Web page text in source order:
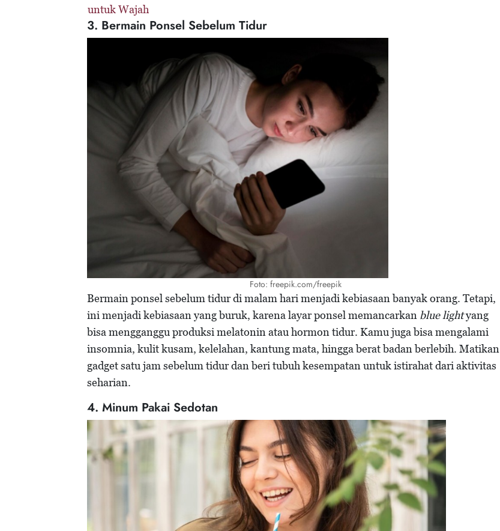
untuk Wajah
3. Bermain Ponsel Sebelum Tidur
Foto: freepik.com/freepik
Bermain ponsel sebelum tidur di malam hari menjadi kebiasaan banyak orang. Tetapi,
ini menjadi kebiasaan yang buruk, karena layar ponsel memancarkan blue lightyang
bisa mengganggu produksi melatonin atau hormon tidur. Kamu juga bisa mengalami
insomnia, kulit kusam, kelelahan, kantung mata, hingga berat badan berlebih. Matikan
gadget satu jam sebelum tidur dan beri tubuh kesempatan untuk istirahat dari aktivitas
seharian.
4. Minum Pakai Sedotan